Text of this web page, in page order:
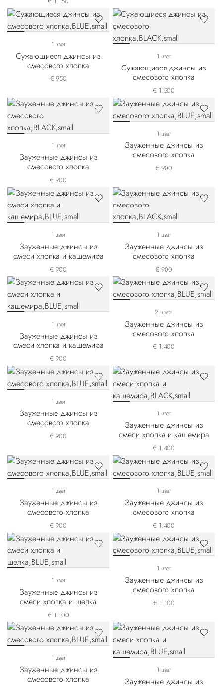
1 цвет
Сужающиеся джинсы из
смесового хлопка
€ 950
1 цвет
Сужающиеся джинсы из
смесового хлопка
€ 1.500
1 цвет
Зауженные джинсы из
смесового хлопка
€ 900
1 цвет
Зауженные джинсы из
смесового хлопка
€ 900
1 цвет
Зауженные джинсы из
смеси хлопка и кашемира
€ 900
1 цвет
Зауженные джинсы из
смесового хлопка
€ 900
1 цвет
Зауженные джинсы из
смеси хлопка и кашемира
€ 900
2 цвета
Зауженные джинсы из
смесового хлопка
€ 1.400
1 цвет
Зауженные джинсы из
смесового хлопка
€ 900
1 цвет
Зауженные джинсы из
смеси хлопка и кашемира
€ 1.400
1 цвет
Зауженные джинсы из
смесового хлопка
€ 900
1 цвет
Зауженные джинсы из
смесового хлопка
€ 1.400
1 цвет
Зауженные джинсы из
смеси хлопка и шелка
€ 1.100
1 цвет
Зауженные джинсы из
смесового хлопка
€ 1.100
1 цвет
Зауженные джинсы из
смесового хлопка
1 цвет
Зауженные джинсы из